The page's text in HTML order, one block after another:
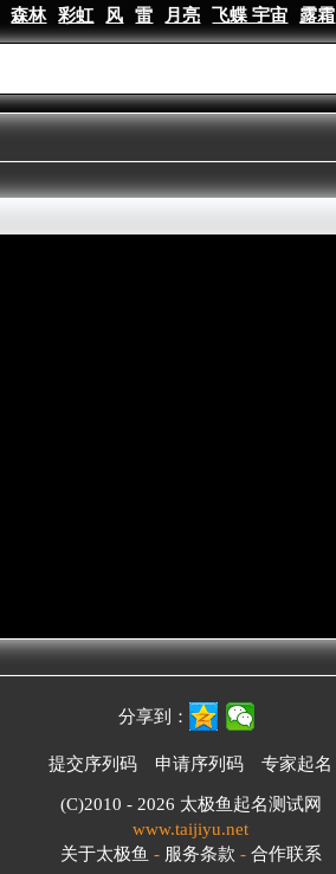
森林 彩虹 风 雷 月亮 飞蝶 宇宙 露霜
分享到：
提交序列码 申请序列码 专家起名
(C)2010 - 2026 太极鱼起名测试网
www.taijiyu.net
关于太极鱼 - 服务条款 - 合作联系